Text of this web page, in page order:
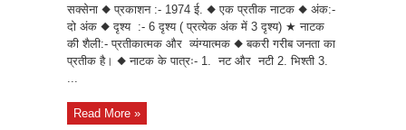
सक्सेना ◆ प्रकाशन :- 1974 ई. ◆ एक प्रतीक नाटक ◆ अंक:-
दो अंक ◆ दृश्य :- 6 दृश्य ( प्रत्येक अंक में 3 दृश्य) ★ नाटक
की शैली:- प्रतीकात्मक और व्यंग्यात्मक ◆ बकरी गरीब जनता का
प्रतीक है। ◆ नाटक के पात्रः- 1. नट और नटी 2. भिश्ती 3.
...
Read More »